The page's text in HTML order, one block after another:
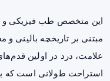
این متخصص طب فیزیکی و
مبتنی بر تاریخچه بالینی و
علامت، درد در اولین
استراحت طولانی است که